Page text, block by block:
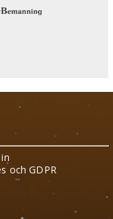
och GDPR